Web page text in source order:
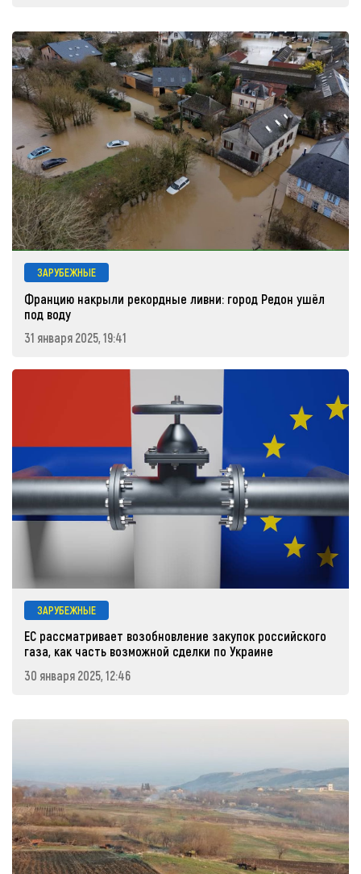
ЗАРУБЕЖНЫЕ
Францию накрыли рекордные ливни: город Редон ушёл
под воду
31 января 2025, 19:41
ЗАРУБЕЖНЫЕ
ЕС рассматривает возобновление закупок российского
газа, как часть возможной сделки по Украине
30 января 2025, 12:46